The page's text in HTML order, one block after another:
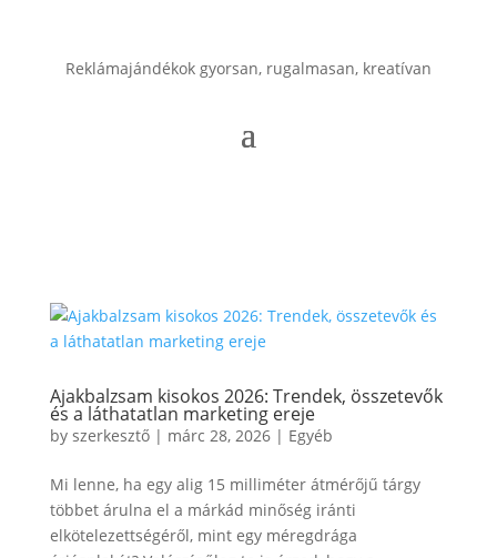
Reklámajándékok gyorsan, rugalmasan, kreatívan
Ajakbalzsam kisokos 2026: Trendek, összetevők
és a láthatatlan marketing ereje
by szerkesztő| márc 28, 2026| Egyéb
Mi lenne, ha egy alig 15 milliméter átmérőjű tárgy
többet árulna el a márkád minőség iránti
elkötelezettségéről, mint egy méregdrága